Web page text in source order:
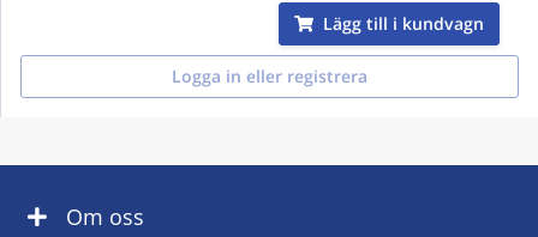
Lägg till i kundvagn
Logga in eller registrera
Om oss